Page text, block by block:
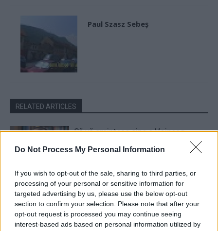
Do Not Process My Personal Information
If you wish to opt-out of the sale, sharing to third parties, or
processing of your personal or sensitive information for
targeted advertising by us, please use the below opt-out
section to confirm your selection. Please note that after your
opt-out request is processed you may continue seeing
interest-based ads based on personal information utilized by
Paul Szasz Sebeș
RELATED ARTICLES
Să vă amintesc cine e Voineag
Opinii
De ce nu avem baterii